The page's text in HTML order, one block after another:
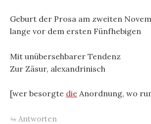
Geburt der Prosa am zweiten
lange vor dem ersten Fünfhebigen
Mit unübersehbarer Tendenz
Zur Zäsur, alexandrinisch
[wer besorgte die Anordnung, wo
Antworten